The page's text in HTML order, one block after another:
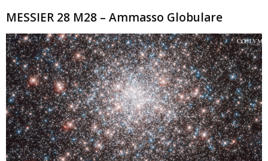
MESSIER 28 M28 – Ammasso Globulare